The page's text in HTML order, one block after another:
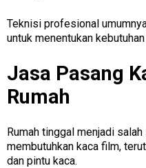
Teknisi profesional
untuk menentukan
Jasa Pasang
Rumah
Rumah tinggal menjadi
membutuhkan kaca film,
dan pintu kaca.